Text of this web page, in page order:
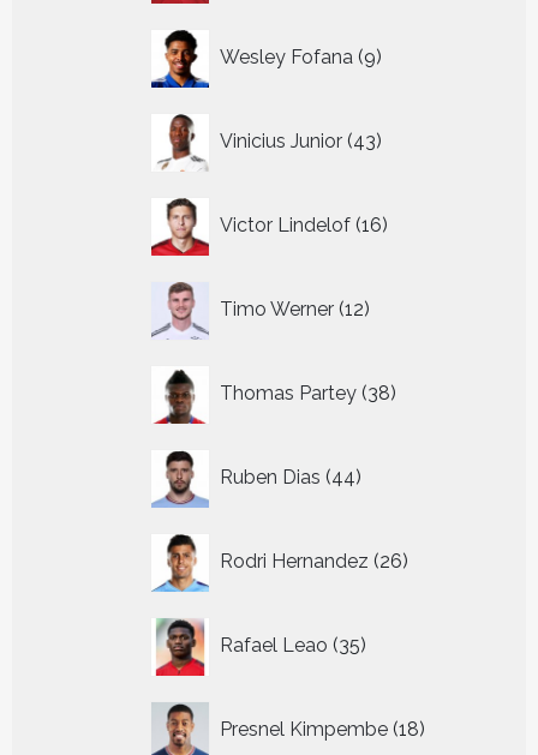
Wesley Fofana 9
producten
Vinicius Junior 43
producten
Victor Lindelof 16
producten
Timo Werner 12
producten
Thomas Partey 38
producten
Ruben Dias 44
producten
Rodri Hernandez 26
producten
Rafael Leao 35
producten
Presnel Kimpembe 18
producten